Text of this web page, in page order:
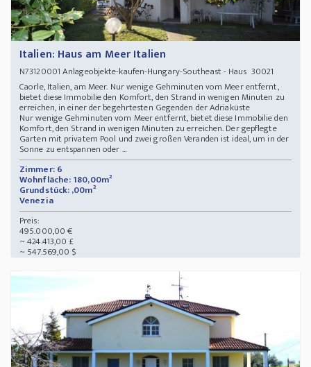
Italien: Haus am Meer Italien
N73120001 Anlageobjekte-kaufen-Hungary-Southeast - Haus 30021
Caorle, Italien, am Meer. Nur wenige Gehminuten vom Meer entfernt,
bietet diese Immobilie den Komfort, den Strand in wenigen Minuten zu
erreichen, in einer der begehrtesten Gegenden der Adriaküste
Nur wenige Gehminuten vom Meer entfernt, bietet diese Immobilie den
Komfort, den Strand in wenigen Minuten zu erreichen. Der gepflegte
Garten mit privatem Pool und zwei großen Veranden ist ideal, um in der
Sonne zu entspannen oder ...
Zimmer: 6
Wohnfläche: 180,00m²
Grundstück: ,00m²
Venezia
Preis:
495.000,00 €
~ 424.413,00 £
~ 547.569,00 $